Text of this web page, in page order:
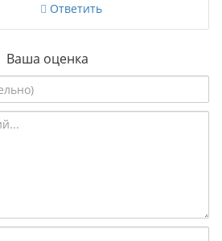
Ответить
Ваша оценка